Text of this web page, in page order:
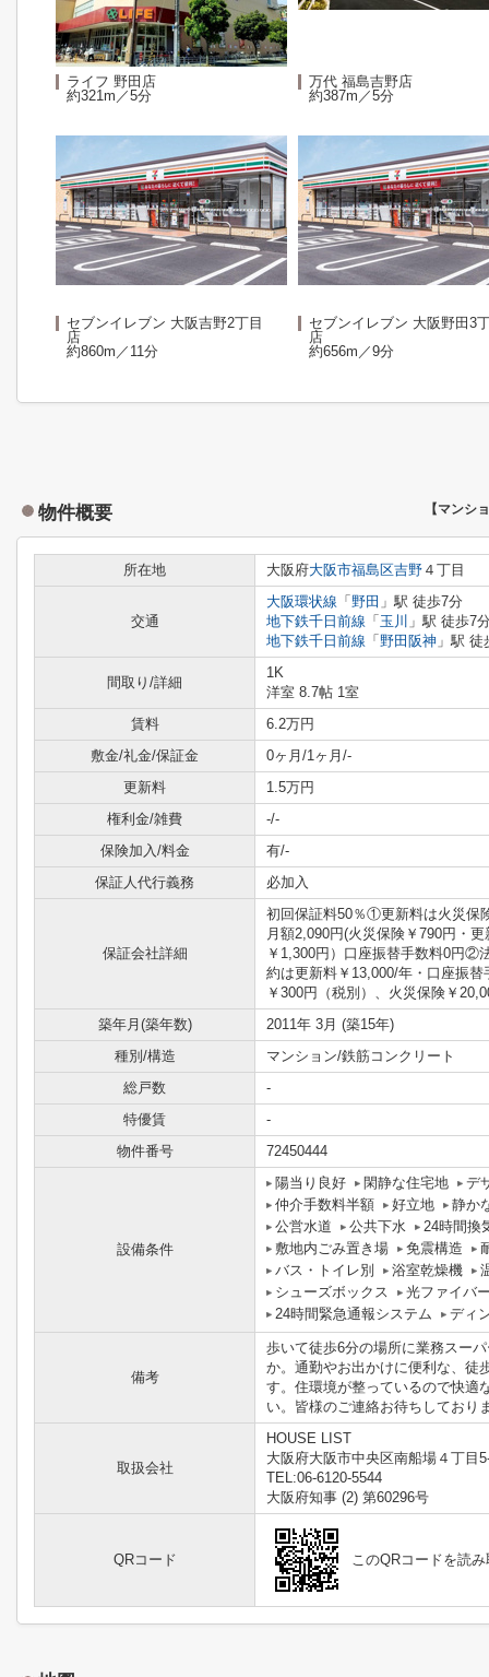
ライフ 野田店
約321m／5分
万代 福島吉野店
約387m／5分
セブンイレブン 大阪吉野2丁目
店
約860m／11分
セブンイレブン 大阪野田3
店
約656m／9分
物件概要 【マンシ
所在地 大阪府大阪市福島区吉野 ４丁目
交通
大阪環状線 「 野田 」駅 徒歩7分
地下鉄千日前線 「 玉川 」駅 徒歩7
地下鉄千日前線 「 野田阪神 」駅 徒
間取り/詳細
1K
洋室 8.7帖 1室
賃料
6.2万円
敷金/礼金/保証金
0ヶ月/1ヶ月/-
更新料
1.5万円
権利金/雑費
-/-
保険加入/料金
有/-
保証人代行義務
必加入
保証会社詳細
初回保証料50％①更新料は火災保
月額2,090円(火災保険￥790円・更
￥1,300円）口座振替手数料0円②
約は更新料￥13,000/年・口座振替
￥300円（税別）、火災保険￥
築年月(築年数)
2011年 3月 (築15年)
種別/構造
マンション/鉄筋コンクリート
総戸数
-
特優賃
-
物件番号
72450444
設備条件
陽当り良好 閑静な住宅地
デ
仲介手数料半額
好立地
静か
公営水道
公共下水
24時間換
敷地内ごみ置き場
免震構造
バス・トイレ別
浴室乾燥機
シューズボックス
光ファイバ
24時間緊急通報システム
ディ
備考
歩いて徒歩6分の場所に業務スー
か。通勤やお出かけに便利な、徒
す。住環境が整っているので快適
い。皆様のご連絡お待ちしており
取扱会社
HOUSE LIST
大阪府大阪市中央区南船場４丁目
TEL:06-6120-5544
大阪府知事 (2) 第60296号
QRコード このQRコードを読